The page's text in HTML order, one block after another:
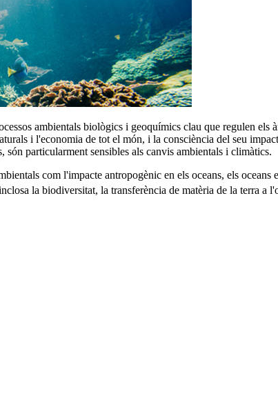
ambientals biològics i geoquímics clau que regulen
i l'economia de tot el món, i la consciència del seu
són particularment sensibles als canvis ambientals i climàtics.
com l'impacte antropogènic en els oceans, els oceans
la biodiversitat, la transferència de matèria de la terra a